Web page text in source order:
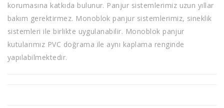
korumasına katkıda bulunur. Panjur sistemlerimiz uzun yıllar
bakım gerektirmez. Monoblok panjur sistemlerimiz, sineklik
sistemleri ile birlikte uygulanabilir. Monoblok panjur
kutularımız PVC doğrama ile aynı kaplama renginde
yapılabilmektedir.